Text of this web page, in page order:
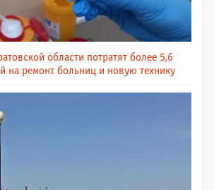
области потратят более 5,6
на ремонт больниц и новую технику